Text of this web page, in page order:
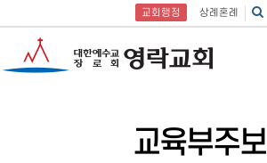
교회행정 상례혼례
교육부주보